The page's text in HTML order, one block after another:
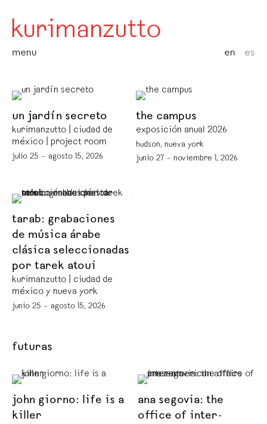
menu en es
un jardín secreto
kurimanzutto | ciudad de
méxico | project room
julio 25 – agosto 15, 2026
the campus
exposición anual 2026
hudson, nueva york
junio 27 – noviembre 1, 2026
tarab: grabaciones
de música árabe
clásica seleccionadas
por tarek atoui
kurimanzutto | ciudad de
méxico y nueva york
junio 25 – agosto 15, 2026
futuras
john giorno: life is a
killer
ana segovia: the
office of inter-